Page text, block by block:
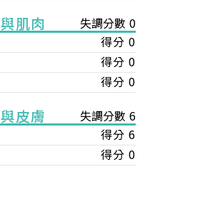
肌肉 失調分數 0
得分 0
得分 0
得分 0
皮膚 失調分數 6
得分 6
得分 0